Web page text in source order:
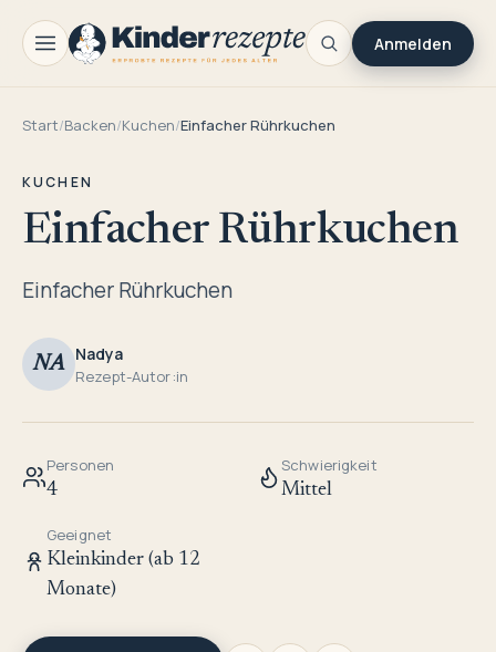
Anmelden
Start/Backen/Kuchen/Einfacher Rührkuchen
KUCHEN
Einfacher Rührkuchen
Einfacher Rührkuchen
NA Nadya
Rezept-Autor:in
Personen
4
Schwierigkeit
Mittel
Geeignet
Kleinkinder (ab 12
Monate)